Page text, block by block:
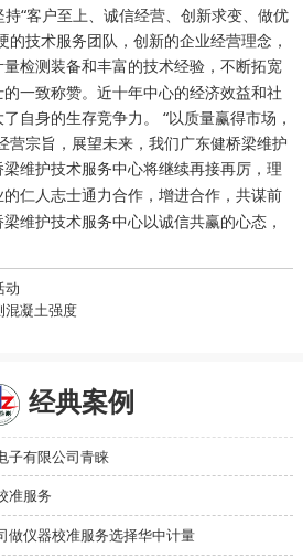
“客户至上、诚信经营、创新求变、做优
的技术服务团队，创新的企业经营理念，
检测装备和丰富的技术经验，不断拓宽
一致称赞。近十年中心的经济效益和社
自身的生存竞争力。 “以质量赢得市场，
营宗旨，展望未来，我们广东健桥梁维护
维护技术服务中心将继续再接再厉， 理
仁人志士通力合作，增进合作，共谋前
维护技术服务中心以诚信共赢的心态，
动
混凝土强度
经典案例
子有限公司青睐
准服务
做仪器校准服务选择华中计量